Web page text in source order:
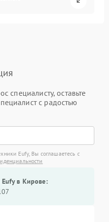
специалисту, оставьте
с радостью
Eufy, Вы соглашаетесь с
Eufy в Кирове: